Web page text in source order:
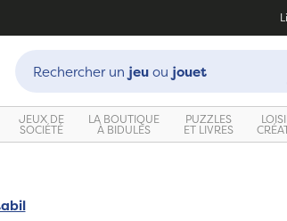
Recherche :
Rechercher un jeuou jouet
JEUX DE
SOCIÉTÉ
LA BOUTIQUE
À BIDULES
PUZZLES
ET LIVRES